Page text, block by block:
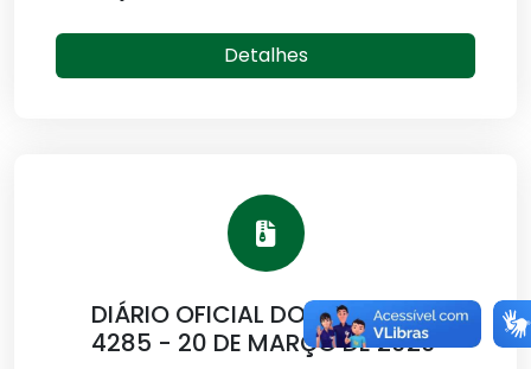
Detalhes
DIÁRIO OFICIAL DO MUNICÍPIO N°
4285 - 20 DE MARÇO DE 2020